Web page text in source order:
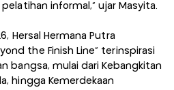
informal,” ujar Masyita.
Hersal Hermana Putra
the Finish Line” terinspirasi
bangsa, mulai dari Kebangkitan
hingga Kemerdekaan